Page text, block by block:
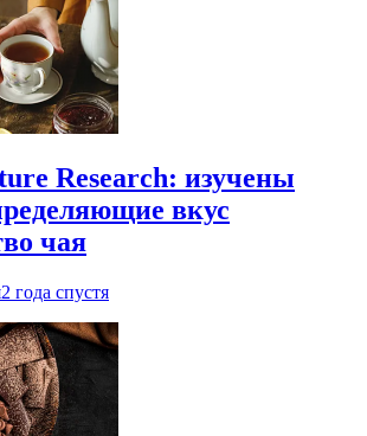
Research: изучены
вкус
чая
2 года спустя